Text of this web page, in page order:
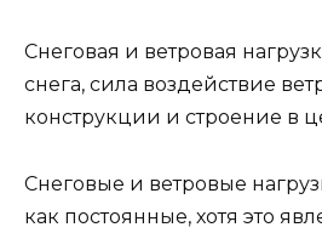
Снеговая и ветровая
снега, сила воздействие
конструкции и строение в
Снеговые и ветровые
как постоянные, хотя это